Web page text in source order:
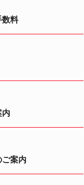
数料
内
ご案内